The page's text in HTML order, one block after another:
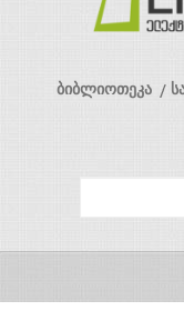
ბიბლიოთეკა